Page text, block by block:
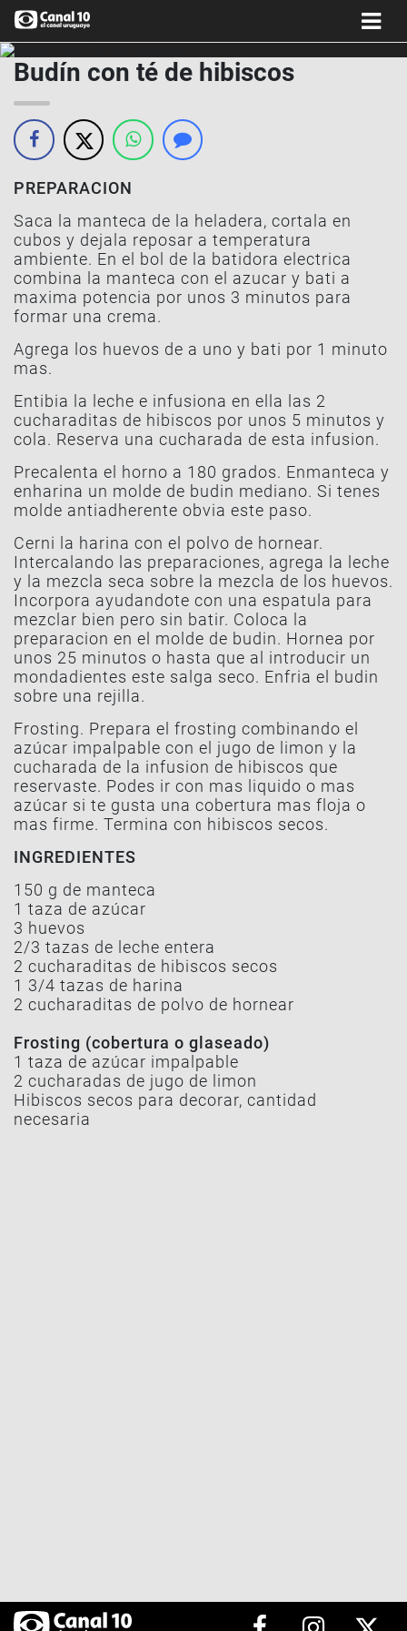
Budín con té de hibiscos
PREPARACION
Saca la manteca de la heladera, cortala en
cubos y dejala reposar a temperatura
ambiente. En el bol de la batidora electrica
combina la manteca con el azucar y bati a
maxima potencia por unos 3 minutos para
formar una crema.
Agrega los huevos de a uno y bati por 1 minuto
mas.
Entibia la leche e infusiona en ella las 2
cucharaditas de hibiscos por unos 5 minutos y
cola. Reserva una cucharada de esta infusion.
Precalenta el horno a 180 grados. Enmanteca y
enharina un molde de budin mediano. Si tenes
molde antiadherente obvia este paso.
Cerni la harina con el polvo de hornear.
Intercalando las preparaciones, agrega la leche
y la mezcla seca sobre la mezcla de los huevos.
Incorpora ayudandote con una espatula para
mezclar bien pero sin batir. Coloca la
preparacion en el molde de budin. Hornea por
unos 25 minutos o hasta que al introducir un
mondadientes este salga seco. Enfria el budin
sobre una rejilla.
Frosting. Prepara el frosting combinando el
azúcar impalpable con el jugo de limon y la
cucharada de la infusion de hibiscos que
reservaste. Podes ir con mas liquido o mas
azúcar si te gusta una cobertura mas floja o
mas firme. Termina con hibiscos secos.
INGREDIENTES
150 g de manteca
1 taza de azúcar
3 huevos
2/3 tazas de leche entera
2 cucharaditas de hibiscos secos
1 3/4 tazas de harina
2 cucharaditas de polvo de hornear
Frosting (cobertura o glaseado)
1 taza de azúcar impalpable
2 cucharadas de jugo de limon
Hibiscos secos para decorar, cantidad
necesaria